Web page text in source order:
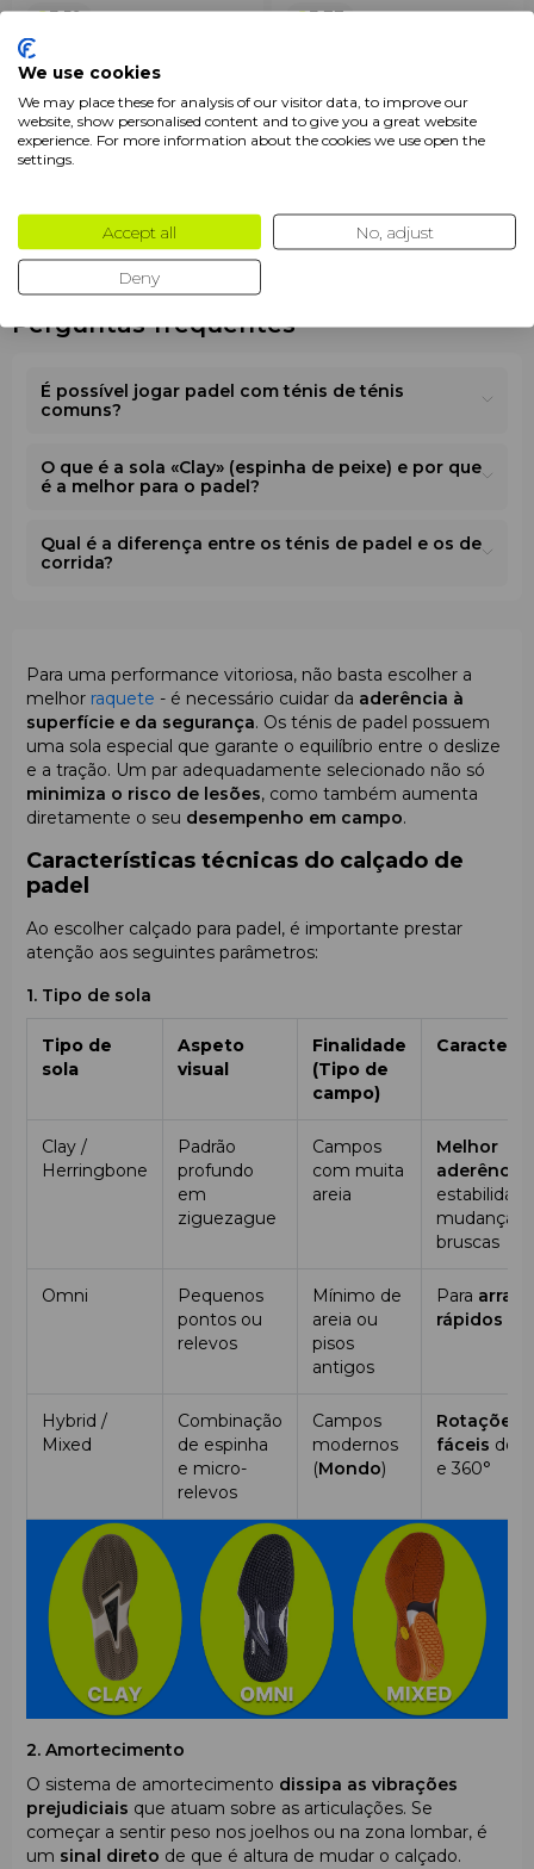
3.59
Asics Gel-Challenger 15 Clay
Women White Sky
Seja o primeiro a avaliar
€ 119.95 + Adicionar
3.77
Seja o primeiro a avaliar
€ 125.94
€ 139.95
+ Adicionar
Ver mais
Perguntas frequentes
É possível jogar padel com ténis de ténis
comuns?
O que é a sola «Clay» (espinha de peixe) e por que
é a melhor para o padel?
Qual é a diferença entre os ténis de padel e os de
corrida?
Para uma performance vitoriosa, não basta escolher a
melhor raquete - é necessário cuidar da aderência à
superfície e da segurança. Os ténis de padel possuem
uma sola especial que garante o equilíbrio entre o deslize
e a tração. Um par adequadamente selecionado não só
minimiza o risco de lesões, como também aumenta
diretamente o seu desempenho em campo.
Características técnicas do calçado de
padel
Ao escolher calçado para padel, é importante prestar
atenção aos seguintes parâmetros:
1. Tipo de sola
Tipo de
sola
Aspeto
visual
Finalidade
(Tipo de
campo)
Clay /
Herringbone
Padrão
profundo
em
ziguezague
Campos
com muita
areia
Melhor
aderência
mudanças
bruscas
Omni
Pequenos
pontos ou
relevos
Mínimo de
areia ou
pisos
antigos
Para
rápidos
Hybrid /
Mixed
Combinação
de espinha
e micro-
relevos
Campos
modernos
(Mondo)
Rotações
fáceis de
e 360°
2. Amortecimento
O sistema de amortecimento dissipa as vibrações
prejudiciais que atuam sobre as articulações. Se
começar a sentir peso nos joelhos ou na zona lombar, é
um sinal direto de que é altura de mudar o calçado.
We use cookies
We may place these for analysis of our visitor data, to improve our
website, show personalised content and to give you a great website
experience. For more information about the cookies we use open the
settings.
Accept all No, adjust
Deny